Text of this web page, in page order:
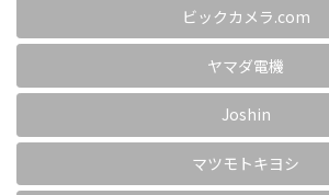
ビックカメラ.com
ヤマダ電機
Joshin
マツモトキヨシ